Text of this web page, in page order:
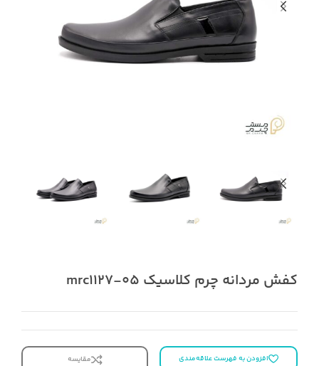
کفش مردانه چرم کلاسیک mrc1127-05
افزودن به فهرست علاقه‌مندی مقایسه